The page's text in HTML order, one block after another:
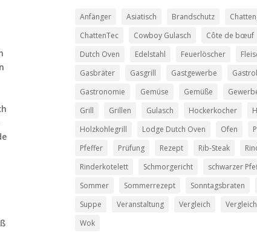
Anfänger Asiatisch Brandschutz
ChattenTec
Cowboy Gulasch
Côte de bœuf
Dutch Oven
Edelstahl Feuerlöscher
Gasbräter
Gasgrill Gastgewerbe
Gastronomie
Gemüse Gemüße
Grill
Grillen Gulasch Hockerkocher
Holzkohlegrill
Lodge Dutch Oven Ofen
Pfeffer
Prüfung Rezept Rib-Steak
Rinderkotelett
Schmorgericht
schwarzer
Sommer
Sommerrezept Sonntagsbraten
Suppe
Veranstaltung Vergleich
Wok